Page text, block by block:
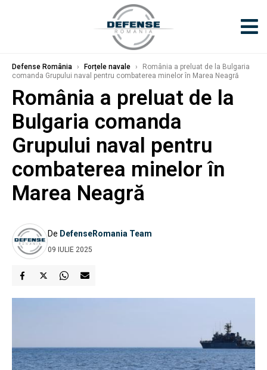
Defense România › Forțele navale ›
România a preluat de la Bulgaria
comanda Grupului naval pentru combaterea minelor în Marea Neagră
România a preluat de la
Bulgaria comanda
Grupului naval pentru
combaterea minelor în
Marea Neagră
De DefenseRomania Team
09 IULIE 2025